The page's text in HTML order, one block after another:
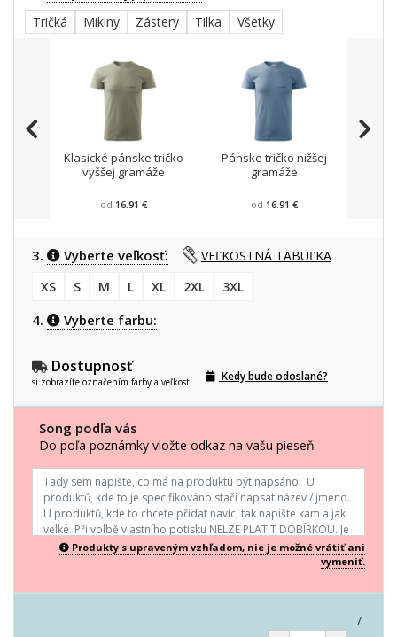
Tričká Mikiny Zástery Tilka Všetky
Klasické pánske tričko
vyššej gramáže
od 16.91 €
Pánske tričko nižšej
gramáže
od 16.91 €
3. Vyberte veľkosť:
VEĽKOSTNÁ TABUĽKA
XS
S M L XL 2XL 3XL
4. Vyberte farbu:
Dostupnosť
si zobrazíte označením farby a veľkosti Kedy bude odoslané?
Song podľa vás
Do poľa poznámky vložte odkaz na vašu pieseň
Produkty s upraveným vzhľadom, nie je možné vrátiť ani
vymeniť.
/